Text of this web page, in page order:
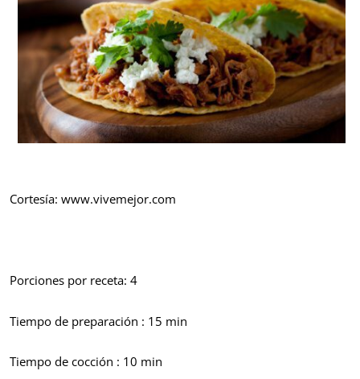
Cortesía: www.vivemejor.com
Porciones por receta: 4
Tiempo de preparación : 15 min
Tiempo de cocción : 10 min